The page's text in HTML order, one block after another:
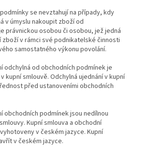
se nevztahují na případy, kdy
v úmyslu nakoupit zboží od
právnickou osobou či osobou, jež jedná
zboží v rámci své podnikatelské činnosti
samostatného výkonu povolání.
odchylná od obchodních podmínek je
kupní smlouvě. Odchylná ujednání v kupní
před ustanoveními obchodních
obchodních podmínek jsou nedílnou
Kupní smlouva a obchodní
v českém jazyce. Kupní
v českém jazyce.